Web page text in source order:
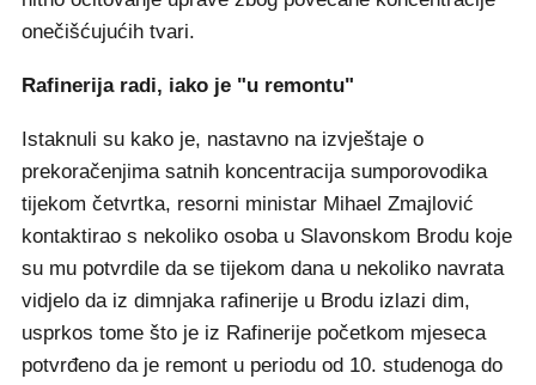
onečišćujućih tvari.
Rafinerija radi, iako je "u remontu"
Istaknuli su kako je, nastavno na izvještaje o
prekoračenjima satnih koncentracija sumporovodika
tijekom četvrtka, resorni ministar Mihael Zmajlović
kontaktirao s nekoliko osoba u Slavonskom Brodu koje
su mu potvrdile da se tijekom dana u nekoliko navrata
vidjelo da iz dimnjaka rafinerije u Brodu izlazi dim,
usprkos tome što je iz Rafinerije početkom mjeseca
potvrđeno da je remont u periodu od 10. studenoga do